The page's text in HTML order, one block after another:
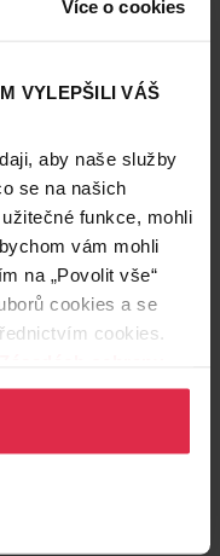
Více o cookies
VYLEPŠILI VÁŠ
aby naše služby
se na našich
funkce, mohli
vám mohli
na „Povolit vše“
cookies a se
cookies.